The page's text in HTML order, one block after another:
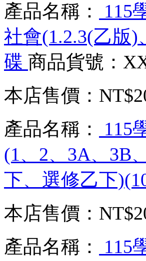
產品名稱：
115
社會(1.2.3(乙版
碟 商品貨號：
本店售價：
產品名稱：
115
(1、2、3A、3B
下、選修乙下
本店售價：
產品名稱：
115